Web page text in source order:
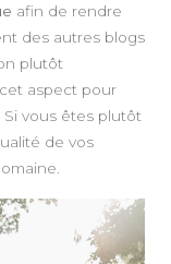
afin de rendre
des autres blogs
plutôt
aspect pour
Si vous êtes plutôt
de vos